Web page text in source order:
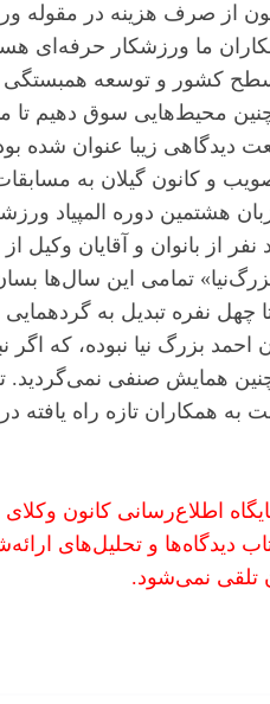
از صرف هزینه در مقوله
ما ورزشکار حرفه‌ای
کشور و توسعه همبستگی
محیط‌هایی سوق دهیم تا
دیدگاهی زیبا عنوان شده
و کانون گیلان به
از بانوان و آقایان
تمامی این سال‌ها
چهل نفره تبدیل به
بزرگ نیا نبوده، که
چنین همایش صنفی
به همکاران تازه راه یافته
اطلاع‌رسانی کانون
دیدگاه‌ها و تحلیل‌های
تلقی نمی‌شود.